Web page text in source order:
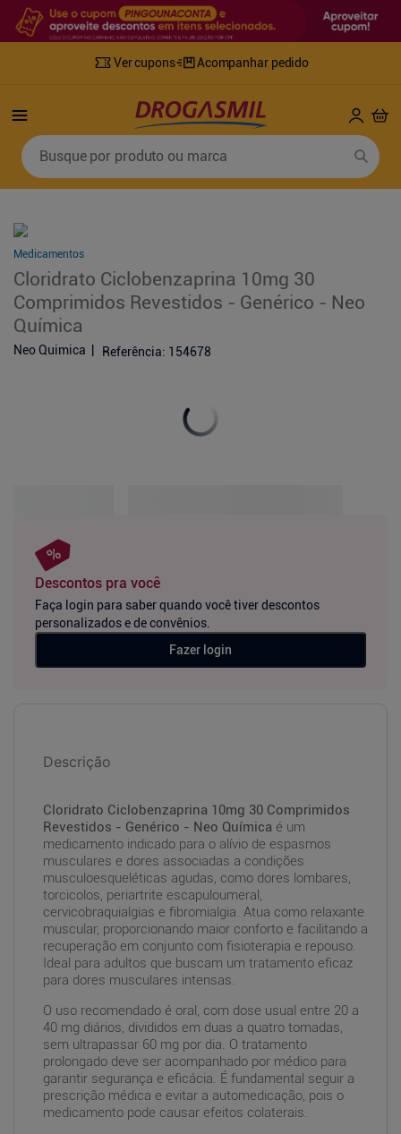
Ver cupons Acompanhar pedido
Busque por produto ou marca
Medicamentos
Cloridrato Ciclobenzaprina 10mg 30
Comprimidos Revestidos - Genérico - Neo
Química
Neo Quimica Referência: 154678
Descontos pra você
Faça login para saber quando você tiver descontos
personalizados e de convênios.
Fazer login
Descrição
Cloridrato Ciclobenzaprina 10mg 30 Comprimidos
Revestidos - Genérico - Neo Química é um
medicamento indicado para o alívio de espasmos
musculares e dores associadas a condições
musculoesqueléticas agudas, como dores lombares,
torcicolos, periartrite escapuloumeral,
cervicobraquialgias e fibromialgia. Atua como relaxante
muscular, proporcionando maior conforto e facilitando a
recuperação em conjunto com fisioterapia e repouso.
Ideal para adultos que buscam um tratamento eficaz
para dores musculares intensas.
O uso recomendado é oral, com dose usual entre 20 a
40 mg diários, divididos em duas a quatro tomadas,
sem ultrapassar 60 mg por dia. O tratamento
prolongado deve ser acompanhado por médico para
garantir segurança e eficácia. É fundamental seguir a
prescrição médica e evitar a automedicação, pois o
medicamento pode causar efeitos colaterais.
Termos mais buscados
fralda geriatrica
10
shampoo